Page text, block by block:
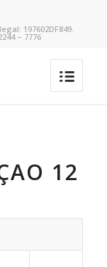
197602DF849.
– 7776
12